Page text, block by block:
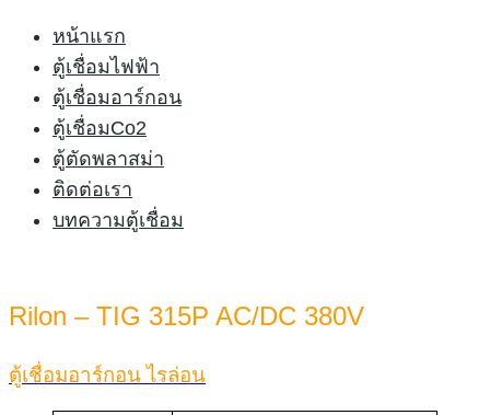
หน้าแรก
ตู้เชื่อมไฟฟ้า
ตู้เชื่อมอาร์กอน
ตู้เชื่อมCo2
ตู้ตัดพลาสม่า
ติดต่อเรา
บทความตู้เชื่อม
Rilon – TIG 315P AC/DC 380V
ตู้เชื่อมอาร์กอน ไรล่อน